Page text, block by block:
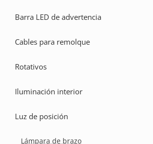
Barra LED de advertencia
Cables para remolque
Rotativos
Iluminación interior
Luz de posición
Lámpara de brazo